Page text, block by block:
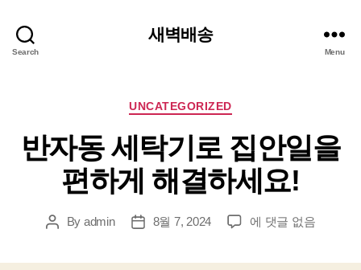
Search
새벽배송
Menu
Categories
UNCATEGORIZED
반자동 세탁기로 집안일을
편하게 해결하세요!
PostBy admin
Post8월 7, 2024
반
에 댓글 없음